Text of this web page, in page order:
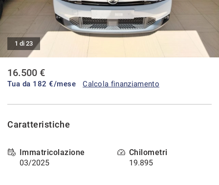
CONTATTI
AREA COMMERCIANTI
1 di 23
16.500 €
Tua da 182 €/mese Calcola finanziamento
Caratteristiche
Immatricolazione
03/2025
Chilometri
19.895
tracciamento
adottiamo
offrire
le
e
svolgere
seguito
ottenere
maggiori